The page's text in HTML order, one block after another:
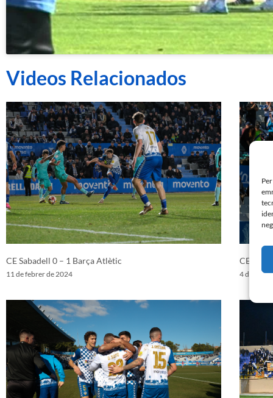
Videos Relacionados
CE Sabadell 0 – 1 Barça Atlètic
11 de febrer de 2024
CE
4 de